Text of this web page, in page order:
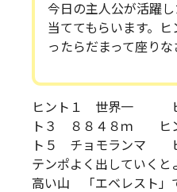
今日の主人公が活躍
当ててもらいます。
ったらだまって座りな
ヒント１ 世界一
ト３ ８８４８ｍ
ト５ チョモランマ
テンポよく出していく
高い山 「エベレスト」